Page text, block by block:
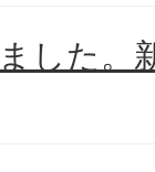
した。